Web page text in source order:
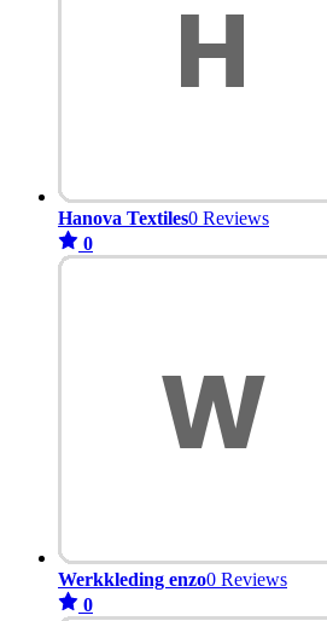
Hanova Textiles0 Reviews
0
Werkkleding enzo0 Reviews
0